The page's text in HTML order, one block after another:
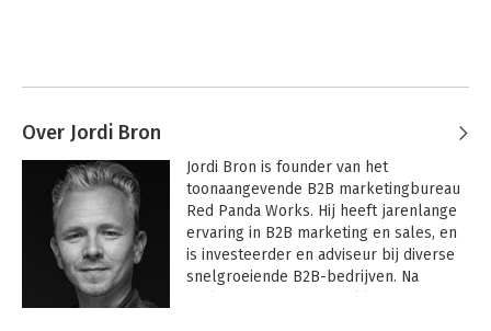
Over Jordi Bron
Jordi Bron is founder van het
toonaangevende B2B marketingbureau
Red Panda Works. Hij heeft jarenlange
ervaring in B2B marketing en sales, en
is investeerder en adviseur bij diverse
snelgroeiende B2B-bedrijven. Na